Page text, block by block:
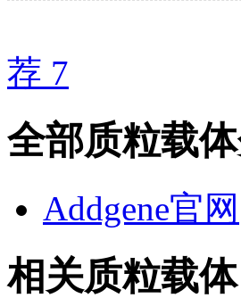
荐 7
全部质粒载
Addgene官网
相关质粒载体